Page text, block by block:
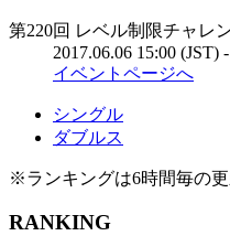
第220回 レベル制限チャレ
2017.06.06 15:00 (JST)
イベントページへ
シングル
ダブルス
※ランキングは6時間毎の
RANKING